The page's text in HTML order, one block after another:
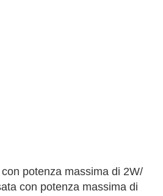
potenza massima di 2W/
con potenza massima di